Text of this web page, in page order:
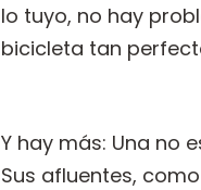
lo tuyo, no hay
bicicleta tan
Y hay más: Una no
Sus afluentes,